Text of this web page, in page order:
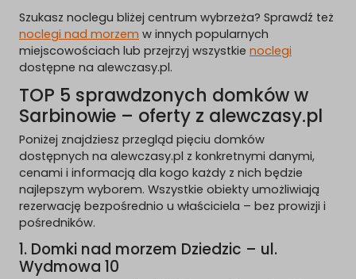
Szukasz noclegu bliżej centrum wybrzeża? Sprawdź też
noclegi nad morzem w innych popularnych
miejscowościach lub przejrzyj wszystkie noclegi
dostępne na alewczasy.pl.
TOP 5 sprawdzonych domków w
Sarbinowie – oferty z alewczasy.pl
Poniżej znajdziesz przegląd pięciu domków
dostępnych na alewczasy.pl z konkretnymi danymi,
cenami i informacją dla kogo każdy z nich będzie
najlepszym wyborem. Wszystkie obiekty umożliwiają
rezerwację bezpośrednio u właściciela – bez prowizji i
pośredników.
1. Domki nad morzem Dziedzic – ul.
Wydmowa 10